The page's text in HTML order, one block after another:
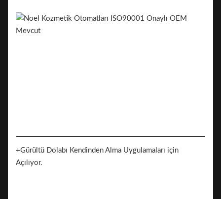
+Gürültü Dolabı Kendinden Alma Uygulamaları için
Açılıyor.